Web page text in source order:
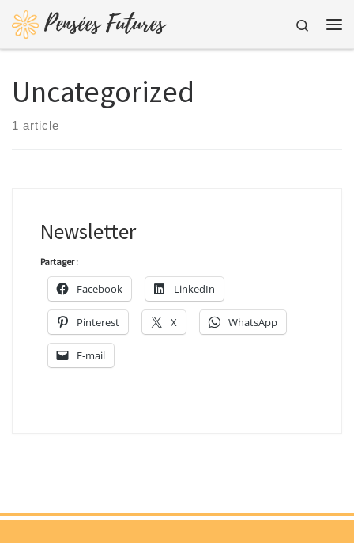
Skip to content
Pensées Futures
Search
Uncategorized
1 article
Newsletter
Partager :
Facebook LinkedIn
Pinterest X WhatsApp
E-mail